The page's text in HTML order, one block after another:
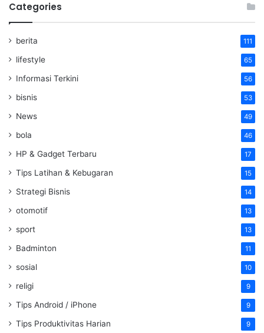
Categories
berita 111
lifestyle 65
Informasi Terkini 56
bisnis 53
News 49
bola 46
HP & Gadget Terbaru 17
Tips Latihan & Kebugaran 15
Strategi Bisnis 14
otomotif 13
sport 13
Badminton 11
sosial 10
religi 9
Tips Android / iPhone 9
Tips Produktivitas Harian 9